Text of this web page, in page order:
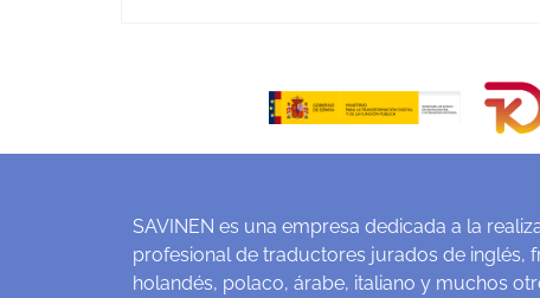
SAVINEN es una empresa dedicada a la
profesional de traductores jurados de inglés,
holandés, polaco, árabe, italiano y muchos